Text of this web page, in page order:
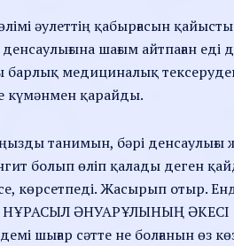
әулеттің қабырғасын
шағым айтпаған еді
медициналық тексеруден
күмәнмен қарайды.
танимын, бәрі денсаулығы
болып өліп қалады деген
көрсетпеді. Жасырып отыр.
НҰРАСЫЛ ӘНУАРҰЛЫНЫҢ ӘКЕСІ
шығар сәтте не болғанын өз